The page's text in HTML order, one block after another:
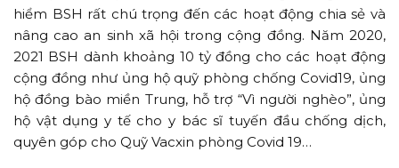
hiểm BSH rất chú trọng đến các hoạt động chia sẻ và
nâng cao an sinh xã hội trong cộng đồng. Năm 2020,
2021 BSH dành khoảng 10 tỷ đồng cho các hoạt động
cộng đồng như ủng hộ quỹ phòng chống Covid19, ủng
hộ đồng bào miền Trung, hỗ trợ “Vì người nghèo”, ủng
hộ vật dụng y tế cho y bác sĩ tuyến đầu chống dịch,
quyên góp cho Quỹ Vacxin phòng Covid 19…